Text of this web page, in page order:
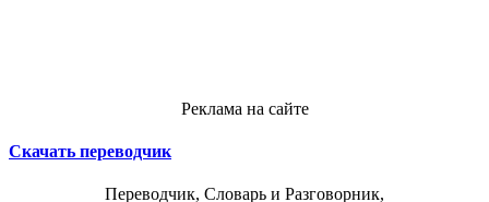
Реклама на сайте
Скачать переводчик
Переводчик, Словарь и Разговорник,